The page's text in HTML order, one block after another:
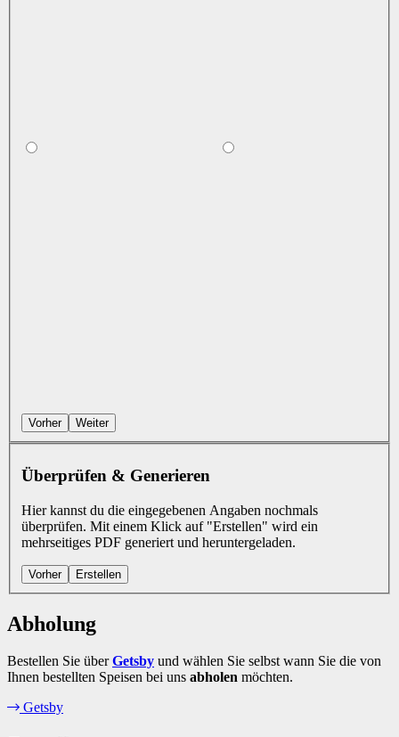
Vorher Weiter
Überprüfen & Generieren
Hier kannst du die eingegebenen Angaben nochmals
überprüfen. Mit einem Klick auf "Erstellen" wird ein
mehrseitiges PDF generiert und heruntergeladen.
Vorher Erstellen
Abholung
Bestellen Sie überGetsby und wählen Sie selbst wann Sie die von
Ihnen bestellten Speisen bei uns abholen möchten.
Getsby